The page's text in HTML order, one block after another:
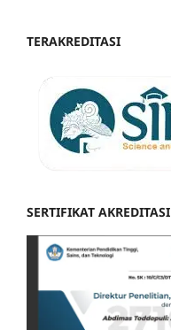
TERAKREDITASI
SERTIFIKAT AKREDITASI